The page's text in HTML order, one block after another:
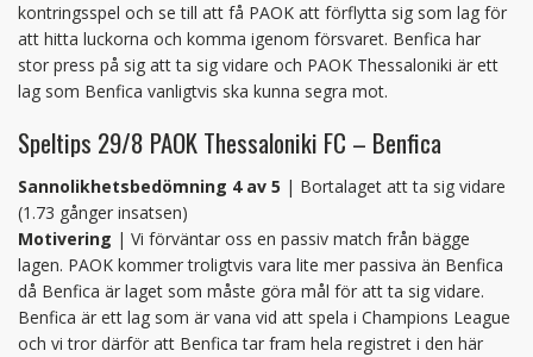
kontringsspel och se till att få PAOK att förflytta sig som lag för
att hitta luckorna och komma igenom försvaret. Benfica har
stor press på sig att ta sig vidare och PAOK Thessaloniki är ett
lag som Benfica vanligtvis ska kunna segra mot.
Speltips 29/8 PAOK Thessaloniki FC – Benfica
Sannolikhetsbedömning 4 av 5 | Bortalaget att ta sig vidare
(1.73 gånger insatsen)
Motivering | Vi förväntar oss en passiv match från bägge
lagen. PAOK kommer troligtvis vara lite mer passiva än Benfica
då Benfica är laget som måste göra mål för att ta sig vidare.
Benfica är ett lag som är vana vid att spela i Champions League
och vi tror därför att Benfica tar fram hela registret i den här